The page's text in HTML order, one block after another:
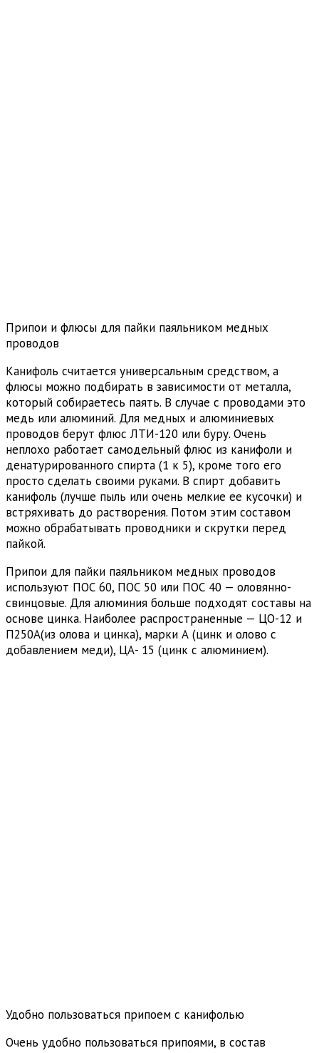
Припои и флюсы для пайки паяльником медных
проводов
Канифоль считается универсальным средством, а
флюсы можно подбирать в зависимости от металла,
который собираетесь паять. В случае с проводами это
медь или алюминий. Для медных и алюминиевых
проводов берут флюс ЛТИ-120 или буру. Очень
неплохо работает самодельный флюс из канифоли и
денатурированного спирта (1 к 5), кроме того его
просто сделать своими руками. В спирт добавить
канифоль (лучше пыль или очень мелкие ее кусочки) и
встряхивать до растворения. Потом этим составом
можно обрабатывать проводники и скрутки перед
пайкой.
Припои для пайки паяльником медных проводов
используют ПОС 60, ПОС 50 или ПОС 40 — оловянно-
свинцовые. Для алюминия больше подходят составы на
основе цинка. Наиболее распространенные — ЦО-12 и
П250А(из олова и цинка), марки А (цинк и олово с
добавлением меди), ЦА- 15 (цинк с алюминием).
Удобно пользоваться припоем с канифолью
Очень удобно пользоваться припоями, в состав